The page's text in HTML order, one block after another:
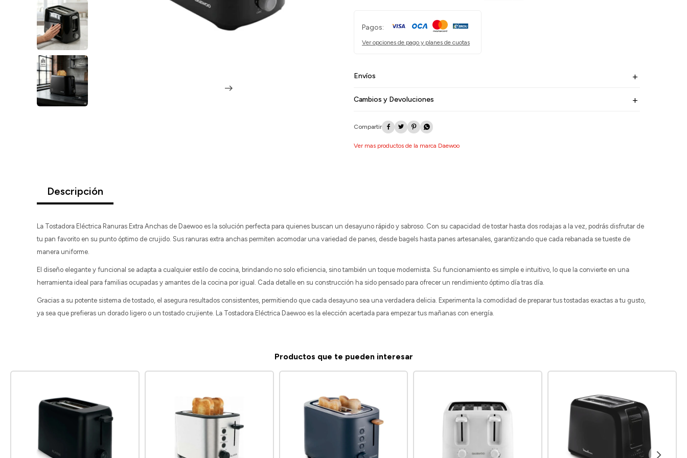
Pagos:
Ver opciones de pago y planes de cuotas
Envíos
Cambios y Devoluciones
   
Ver mas productos de la marca Daewoo
Descripción
La Tostadora Eléctrica Ranuras Extra Anchas de Daewoo es la solución perfecta para quienes buscan un desayuno rápido y sabroso. Con su capacidad de tostar hasta dos rodajas a la vez, podrás disfrutar de
tu pan favorito en su punto óptimo de crujido. Sus ranuras extra anchas permiten acomodar una variedad de panes, desde bagels hasta panes artesanales, garantizando que cada rebanada se tueste de
manera uniforme.
El diseño elegante y funcional se adapta a cualquier estilo de cocina, brindando no solo eficiencia, sino también un toque modernista. Su funcionamiento es simple e intuitivo, lo que la convierte en una
herramienta ideal para familias ocupadas y amantes de la cocina por igual. Cada detalle en su construcción ha sido pensado para ofrecer un rendimiento óptimo día tras día.
Gracias a su potente sistema de tostado, el asegura resultados consistentes, permitiendo que cada desayuno sea una verdadera delicia. Experimenta la comodidad de preparar tus tostadas exactas a tu gusto,
ya sea que prefieras un dorado ligero o un tostado crujiente. La Tostadora Eléctrica Daewoo es la elección acertada para empezar tus mañanas con energía.
Productos que te pueden interesar